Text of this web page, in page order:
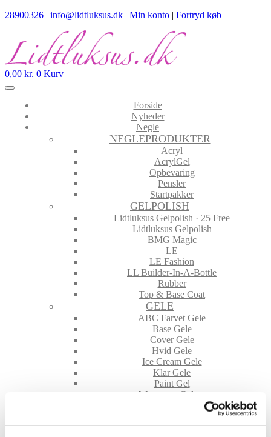
28900326 | info@lidtluksus.dk | Min konto | Fortryd køb
0,00 kr. 0 Kurv
Forside
Nyheder
Negle
NEGLEPRODUKTER
Acryl
AcrylGel
Opbevaring
Pensler
Startpakker
GELPOLISH
Lidtluksus Gelpolish · 25 Free
Lidtluksus Gelpolish
BMG Magic
LE
LE Fashion
LL Builder-In-A-Bottle
Rubber
Top & Base Coat
GELE
ABC Farvet Gele
Base Gele
Cover Gele
Hvid Gele
Ice Cream Gele
Klar Gele
Paint Gel
Waterway Colors
NEGLE TILBEHØR
Folie